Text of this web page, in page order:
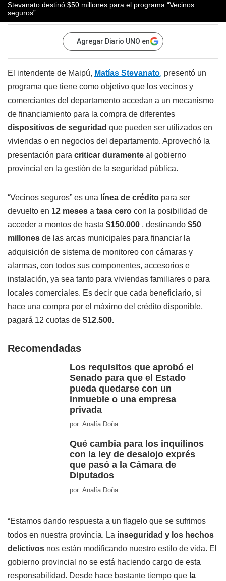
Stevanato destinó $50 millones para el programa “Vecinos
seguros”.
Agregar Diario UNO en
El intendente de Maipú, Matías Stevanato, presentó un
programa que tiene como objetivo que los vecinos y
comerciantes del departamento accedan a un mecanismo
de financiamiento para la compra de diferentes
dispositivos de seguridad que pueden ser utilizados en
viviendas o en negocios del departamento. Aprovechó la
presentación para criticar duramente al gobierno
provincial en la gestión de la seguridad pública.
“Vecinos seguros” es una línea de crédito para ser
devuelto en 12 meses a tasa cero con la posibilidad de
acceder a montos de hasta $150.000 , destinando $50
millones de las arcas municipales para financiar la
adquisición de sistema de monitoreo con cámaras y
alarmas, con todos sus componentes, accesorios e
instalación, ya sea tanto para viviendas familiares o para
locales comerciales. Es decir que cada beneficiario, si
hace una compra por el máximo del crédito disponible,
pagará 12 cuotas de $12.500.
Recomendadas
Los requisitos que aprobó el
Senado para que el Estado
pueda quedarse con un
inmueble o una empresa
privada
por Analía Doña
Qué cambia para los inquilinos
con la ley de desalojo exprés
que pasó a la Cámara de
Diputados
por Analía Doña
“Estamos dando respuesta a un flagelo que se sufrimos
todos en nuestra provincia. La inseguridad y los hechos
delictivos nos están modificando nuestro estilo de vida. El
gobierno provincial no se está haciendo cargo de esta
responsabilidad. Desde hace bastante tiempo que la